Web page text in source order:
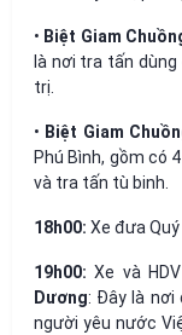
• Biệt Giam
là nơi tra tấn
trị.
• Biệt Giam
Phú Bình, gồm có
và tra tấn tù binh.
18h00: Xe đưa
19h00:Xe và
Dương: Đây là nơi
người yêu nước